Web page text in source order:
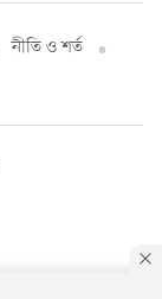
নীতি ও শর্ত